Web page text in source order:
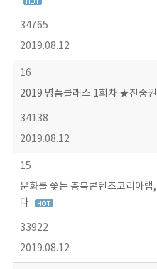
34765
2019.08.12
16
2019 명품클래스 1회차 ★진중
34138
2019.08.12
15
문화를 쫓는 충북콘텐츠코리아
다
33922
2019.08.12